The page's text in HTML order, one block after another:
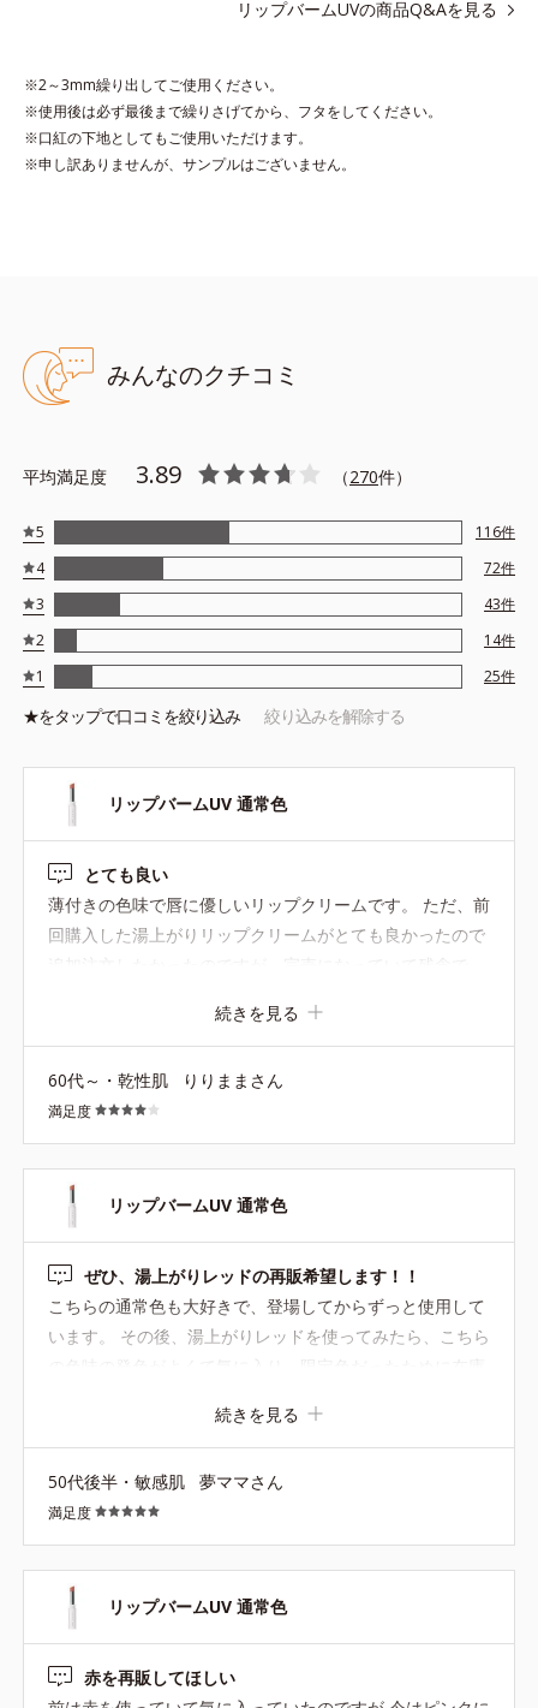
す。口紅の下地としてもおすすめです。
●無香料 ●酸化しやすい油分不使用 ●紫外線吸収剤不使用
●キサンテン系色素不使用 ●特殊コーティング処理色素*1使用
*2ラウロイルグルタミン酸ジ（フィトステリル／オクチルドデシ
ル）、ステアロイルグルタミン酸2Na
※アレルギーテスト済＝全ての方にアレルギーが起こらないという
リップバームUVの商品Q&Aを見る
※2～3mm繰り出してご使用ください。
※使用後は必ず最後まで繰りさげてから、フタをしてください。
※口紅の下地としてもご使用いただけます。
※申し訳ありませんが、サンプルはございません。
みんなのクチコミ
平均満足度 3.89 （270件）
5 116件
4
72件
3
43件
2
14件
1
25件
★をタップで口コミを絞り込み 絞り込みを解除する
リップバームUV 通常色
とても良い
薄付きの色味で唇に優しいリップクリームです。 ただ、前
回購入した湯上がりリップクリームがとても良かったので
追加注文したかったのですが、完売になっていて残念で
さっとつけて口紅ほど気張らず、でも口元に色味を加えて
顔がパッと明るくなり、お気に入りでした。
続きを見る
60代～・乾性肌 りりままさん
満足度
リップバームUV 通常色
ぜひ、湯上がりレッドの再販希望します！！
こちらの通常色も大好きで、登場してからずっと使用して
います。 その後、湯上がりレッドを使ってみたら、こちら
の色味の発色がよくて気に入り、限定色だったために在庫
しまい、ガッカリしているところです。 ぜひぜひ、再販を
希望します！！
続きを見る
50代後半・敏感肌 夢ママさん
満足度
リップバームUV 通常色
赤を再販してほしい